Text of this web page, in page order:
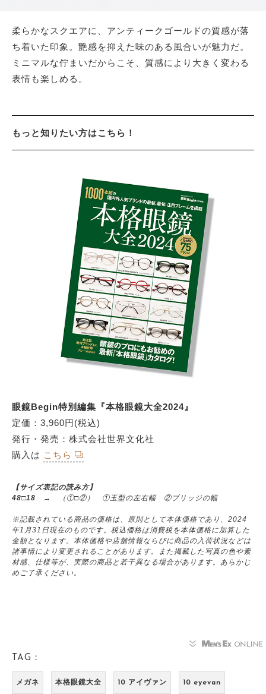
柔らかなスクエアに、アンティークゴールドの質感が落
ち着いた印象。艶感を抑えた味のある風合いが魅力だ。
ミニマルな佇まいだからこそ、質感により大きく変わる
表情も楽しめる。
もっと知りたい方はこちら！
眼鏡Begin特別編集『本格眼鏡⼤全2024』
定価：3,960円(税込)
発⾏・発売：株式会社世界⽂化社
購入は こちら
【サイズ表記の読み方】
48□18 → （①□②） ①玉型の左右幅 ②ブリッジの幅
※記載されている商品の価格は、原則として本体価格であり、2024
年1月31日現在のものです。税込価格は消費税を本体価格に加算した
金額となります。本体価格や店舗情報ならびに商品の入荷状況などは
諸事情により変更されることがあります。また掲載した写真の色や素
材感、仕様等が、実際の商品と若干異なる場合があります。あらかじ
めご了承ください。
TAG：
メガネ 本格眼鏡大全 10 アイヴァン 10 eyevan